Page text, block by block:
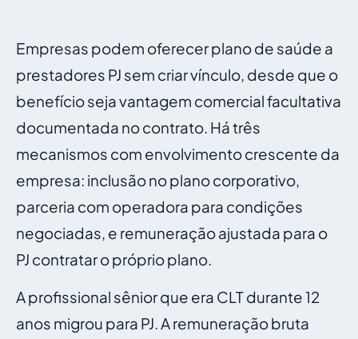
Empresas podem oferecer plano de saúde a
prestadores PJ sem criar vínculo, desde que o
benefício seja vantagem comercial facultativa
documentada no contrato. Há três
mecanismos com envolvimento crescente da
empresa: inclusão no plano corporativo,
parceria com operadora para condições
negociadas, e remuneração ajustada para o
PJ contratar o próprio plano.
A profissional sênior que era CLT durante 12
anos migrou para PJ. A remuneração bruta